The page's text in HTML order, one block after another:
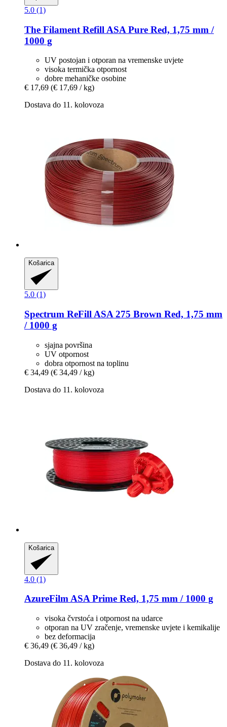
5.0 (1)
The Filament Refill ASA Pure Red, 1,75 mm /
1000 g
UV postojan i otporan na vremenske uvjete
visoka termička otpornost
dobre mehaničke osobine
€ 17,69 (€ 17,69 / kg)
Dostava do 11. kolovoza
Košarica
5.0 (1)
Spectrum ReFill ASA 275 Brown Red, 1,75 mm
/ 1000 g
sjajna površina
UV otpornost
dobra otpornost na toplinu
€ 34,49 (€ 34,49 / kg)
Dostava do 11. kolovoza
Košarica
4.0 (1)
AzureFilmASA Prime Red, 1,75 mm / 1000 g
visoka čvrstoća i otpornost na udarce
otporan na UV zračenje, vremenske uvjete i kemikalije
bez deformacija
€ 36,49 (€ 36,49 / kg)
Dostava do 11. kolovoza